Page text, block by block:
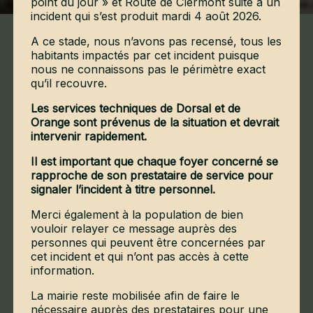
Crocq,village
perché aux ruelles
escarpées
vous transporte à travers les
époques, du Moyen-Âge à nos
jours.
En explorant Crocq, votre première halte
couronné par les vestiges d'un château fort datant
incident qui s’est produit mardi 4 août 2026.
A ce stade, nous n’avons pas recensé, tous les
habitants impactés par cet incident puisque
nous ne connaissons pas le périmètre exact
qu’il recouvre.
Les services techniques de Dorsal et de
Orange sont prévenus de la situation et devrait
intervenir rapidement.
Il est important que chaque foyer concerné se
rapproche de son prestataire de service pour
signaler l’incident à titre personnel.
Merci également à la population de bien
vouloir relayer ce message auprès des
personnes qui peuvent être concernées par
cet incident et qui n’ont pas accès à cette
information.
La mairie reste mobilisée afin de faire le
nécessaire auprès des prestataires pour une